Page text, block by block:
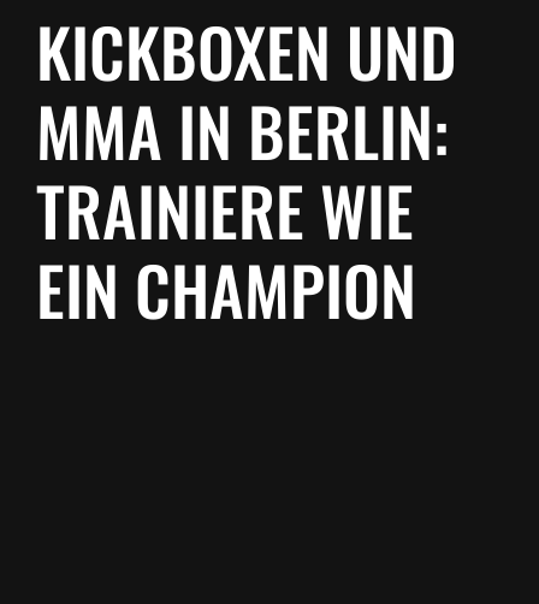
KICKBOXEN UND
MMA IN BERLIN:
TRAINIERE WIE
EIN CHAMPION